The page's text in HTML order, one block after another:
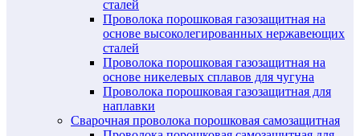
сталей
Проволока порошковая газозащитная на
основе высоколегированных нержавеющих
сталей
Проволока порошковая газозащитная на
основе никелевых сплавов для чугуна
Проволока порошковая газозащитная для
наплавки
Сварочная проволока порошковая самозащитная